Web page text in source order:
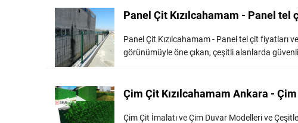
Panel Çit Kızılcahamam - Panel
Panel Çit Kızılcahamam - Panel tel çit fiyatları
görünümüyle öne çıkan, çeşitli alanlarda
Çim Çit Kızılcahamam Ankara -
Çim Çit İmalatı ve Çim Duvar Modelleri ve